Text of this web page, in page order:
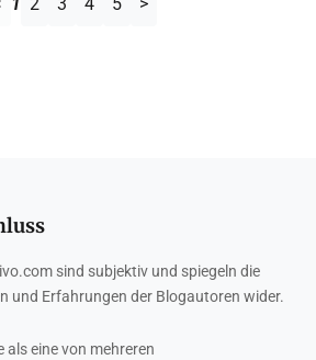
sind subjektiv und spiegeln die
und Erfahrungen der Blogautoren wider.
als eine von mehreren